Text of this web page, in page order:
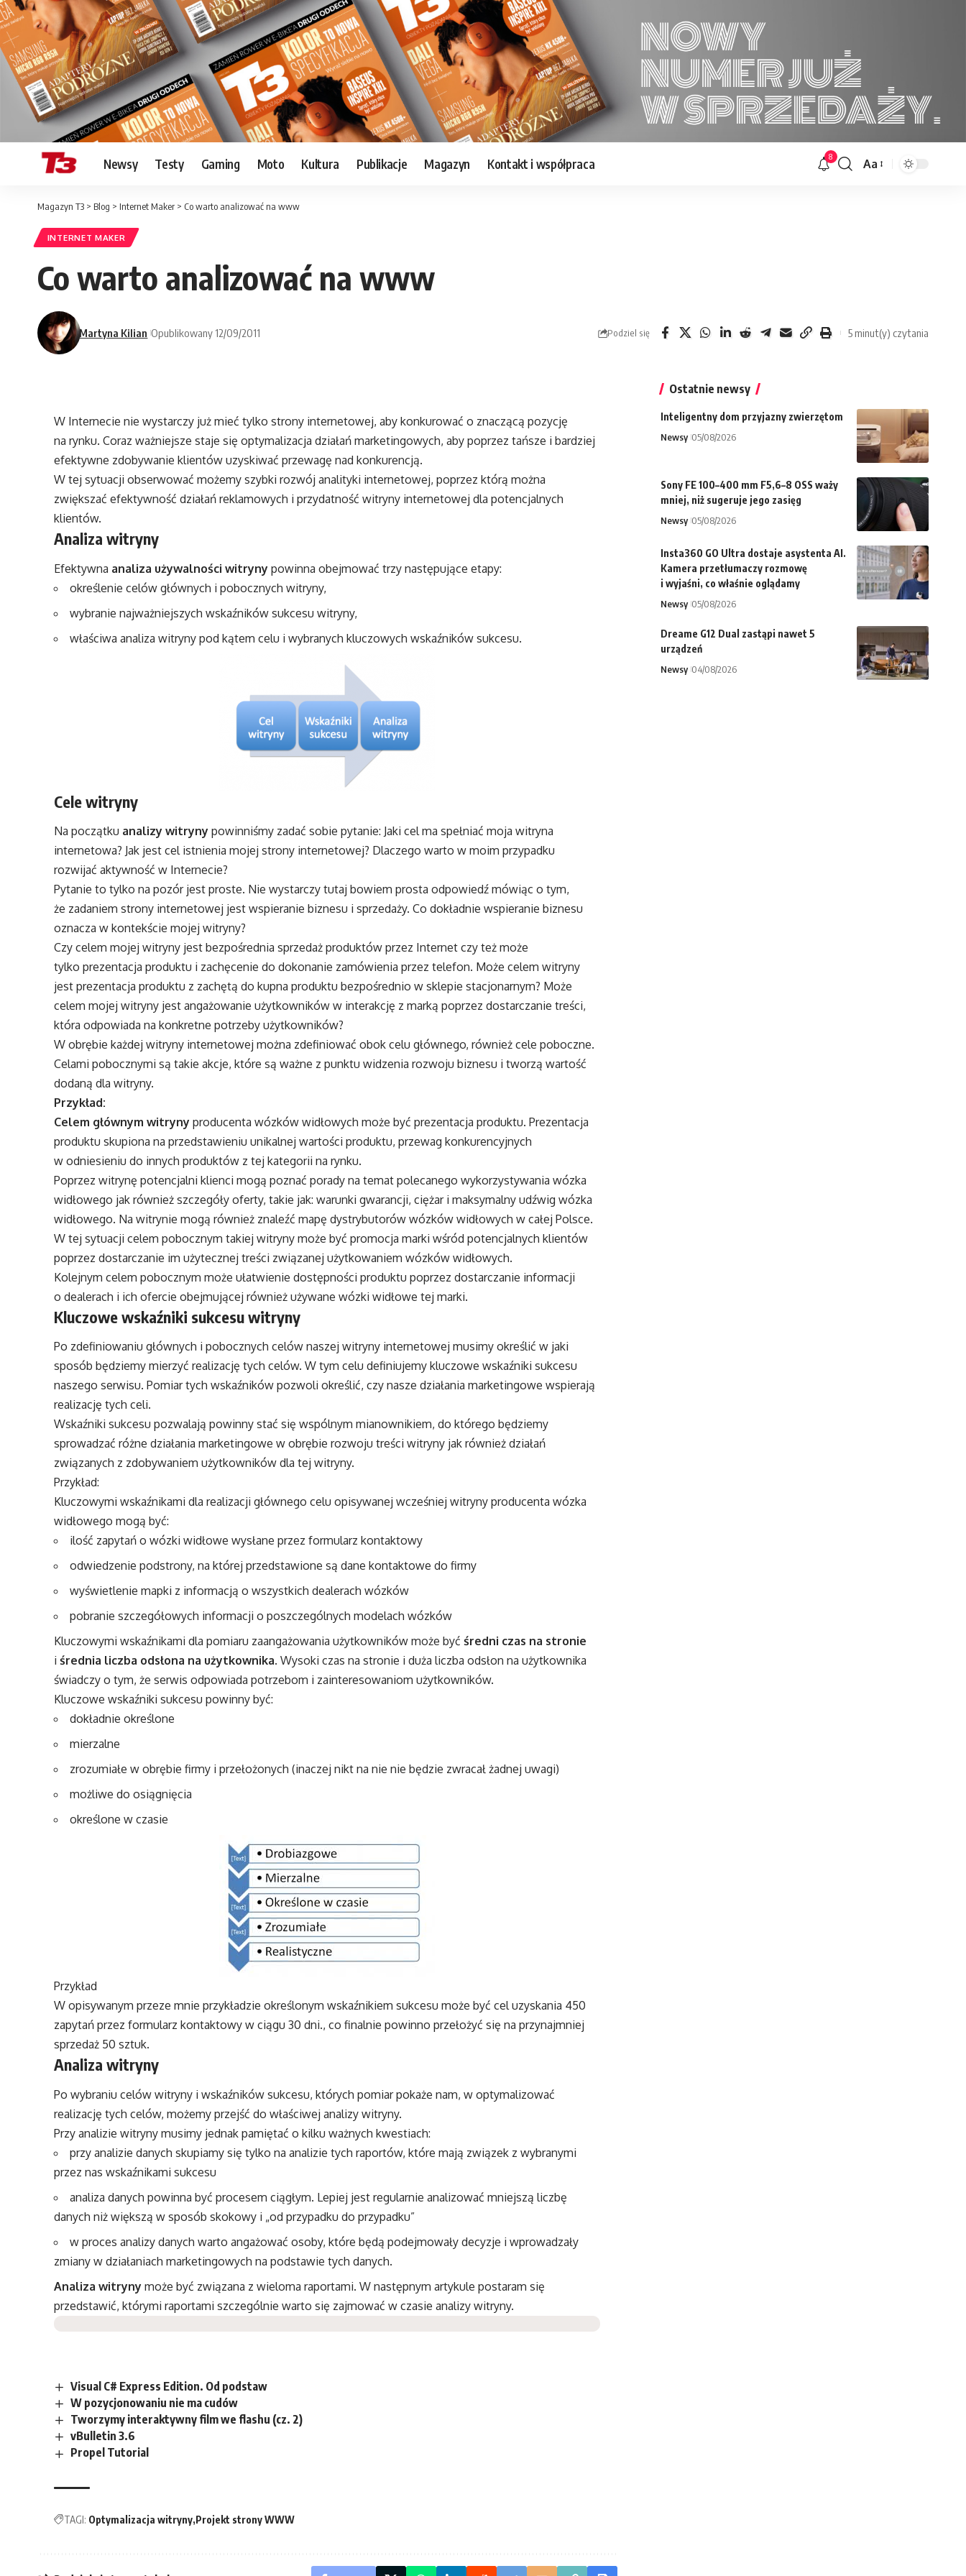
Newsy Testy Gaming Moto Kultura Publikacje Magazyn Kontakt i współpraca 8
Font
Aa
Magazyn T3 > Blog > Internet Maker > Co warto analizować na www
INTERNET MAKER
Co warto analizować na www
Martyna Kilian Opublikowany 12/09/2011 Podziel się 5 minut(y) czytania
W Internecie nie wystarczy już mieć tylko strony internetowej, aby konkurować o znaczącą pozycję
na rynku. Coraz ważniejsze staje się optymalizacja działań marketingowych, aby poprzez tańsze i bardziej
efektywne zdobywanie klientów uzyskiwać przewagę nad konkurencją.
W tej sytuacji obserwować możemy szybki rozwój analityki internetowej, poprzez którą można
zwiększać efektywność działań reklamowych i przydatność witryny internetowej dla potencjalnych
klientów.
Analiza witryny
Efektywna analiza używalności witryny powinna obejmować trzy następujące etapy:
określenie celów głównych i pobocznych witryny,
wybranie najważniejszych wskaźników sukcesu witryny,
właściwa analiza witryny pod kątem celu i wybranych kluczowych wskaźników sukcesu.
Cele witryny
Na początku analizy witryny powinniśmy zadać sobie pytanie: Jaki cel ma spełniać moja witryna
internetowa? Jak jest cel istnienia mojej strony internetowej? Dlaczego warto w moim przypadku
rozwijać aktywność w Internecie?
Pytanie to tylko na pozór jest proste. Nie wystarczy tutaj bowiem prosta odpowiedź mówiąc o tym,
że zadaniem strony internetowej jest wspieranie biznesu i sprzedaży. Co dokładnie wspieranie biznesu
oznacza w kontekście mojej witryny?
Czy celem mojej witryny jest bezpośrednia sprzedaż produktów przez Internet czy też może
tylko prezentacja produktu i zachęcenie do dokonanie zamówienia przez telefon. Może celem witryny
jest prezentacja produktu z zachętą do kupna produktu bezpośrednio w sklepie stacjonarnym? Może
celem mojej witryny jest angażowanie użytkowników w interakcję z marką poprzez dostarczanie treści,
która odpowiada na konkretne potrzeby użytkowników?
W obrębie każdej witryny internetowej można zdefiniować obok celu głównego, również cele poboczne.
Celami pobocznymi są takie akcje, które są ważne z punktu widzenia rozwoju biznesu i tworzą wartość
dodaną dla witryny.
Przykład:
Celem głównym witryny producenta wózków widłowych może być prezentacja produktu. Prezentacja
produktu skupiona na przedstawieniu unikalnej wartości produktu, przewag konkurencyjnych
w odniesieniu do innych produktów z tej kategorii na rynku.
Poprzez witrynę potencjalni klienci mogą poznać porady na temat polecanego wykorzystywania wózka
widłowego jak również szczegóły oferty, takie jak: warunki gwarancji, ciężar i maksymalny udźwig wózka
widłowego. Na witrynie mogą również znaleźć mapę dystrybutorów wózków widłowych w całej Polsce.
W tej sytuacji celem pobocznym takiej witryny może być promocja marki wśród potencjalnych klientów
poprzez dostarczanie im użytecznej treści związanej użytkowaniem wózków widłowych.
Kolejnym celem pobocznym może ułatwienie dostępności produktu poprzez dostarczanie informacji
o dealerach i ich ofercie obejmującej również używane wózki widłowe tej marki.
Kluczowe wskaźniki sukcesu witryny
Po zdefiniowaniu głównych i pobocznych celów naszej witryny internetowej musimy określić w jaki
sposób będziemy mierzyć realizację tych celów. W tym celu definiujemy kluczowe wskaźniki sukcesu
naszego serwisu. Pomiar tych wskaźników pozwoli określić, czy nasze działania marketingowe wspierają
realizację tych celi.
Wskaźniki sukcesu pozwalają powinny stać się wspólnym mianownikiem, do którego będziemy
sprowadzać różne działania marketingowe w obrębie rozwoju treści witryny jak również działań
związanych z zdobywaniem użytkowników dla tej witryny.
Przykład:
Kluczowymi wskaźnikami dla realizacji głównego celu opisywanej wcześniej witryny producenta wózka
widłowego mogą być:
ilość zapytań o wózki widłowe wysłane przez formularz kontaktowy
odwiedzenie podstrony, na której przedstawione są dane kontaktowe do firmy
wyświetlenie mapki z informacją o wszystkich dealerach wózków
pobranie szczegółowych informacji o poszczególnych modelach wózków
Kluczowymi wskaźnikami dla pomiaru zaangażowania użytkowników może byćśredni czas na stronie
iśrednia liczba odsłona na użytkownika. Wysoki czas na stronie i duża liczba odsłon na użytkownika
świadczy o tym, że serwis odpowiada potrzebom i zainteresowaniom użytkowników.
Kluczowe wskaźniki sukcesu powinny być:
dokładnie określone
mierzalne
zrozumiałe w obrębie firmy i przełożonych (inaczej nikt na nie nie będzie zwracał żadnej uwagi)
możliwe do osiągnięcia
określone w czasie
Przykład
W opisywanym przeze mnie przykładzie określonym wskaźnikiem sukcesu może być cel uzyskania 450
zapytań przez formularz kontaktowy w ciągu 30 dni., co finalnie powinno przełożyć się na przynajmniej
sprzedaż 50 sztuk.
Analiza witryny
Po wybraniu celów witryny i wskaźników sukcesu, których pomiar pokaże nam, w optymalizować
realizację tych celów, możemy przejść do właściwej analizy witryny.
Przy analizie witryny musimy jednak pamiętać o kilku ważnych kwestiach:
przy analizie danych skupiamy się tylko na analizie tych raportów, które mają związek z wybranymi
przez nas wskaźnikami sukcesu
analiza danych powinna być procesem ciągłym. Lepiej jest regularnie analizować mniejszą liczbę
danych niż większą w sposób skokowy i „od przypadku do przypadku”
w proces analizy danych warto angażować osoby, które będą podejmowały decyzje i wprowadzały
zmiany w działaniach marketingowych na podstawie tych danych.
Analiza witryny może być związana z wieloma raportami. W następnym artykule postaram się
przedstawić, którymi raportami szczególnie warto się zajmować w czasie analizy witryny.
Visual C# Express Edition. Od podstaw
W pozycjonowaniu nie ma cudów
Tworzymy interaktywny film we flashu (cz. 2)
vBulletin 3.6
Propel Tutorial
TAGI: Optymalizacja witryny Projekt strony WWW
Ostatnie newsy
Inteligentny dom przyjazny zwierzętom
Newsy 05/08/2026
Sony FE 100–400 mm F5,6–8 OSS waży
mniej, niż sugeruje jego zasięg
Newsy 05/08/2026
Insta360 GO Ultra dostaje asystenta AI.
Kamera przetłumaczy rozmowę
i wyjaśni, co właśnie oglądamy
Newsy 05/08/2026
Dreame G12 Dual zastąpi nawet 5
urządzeń
Newsy 04/08/2026